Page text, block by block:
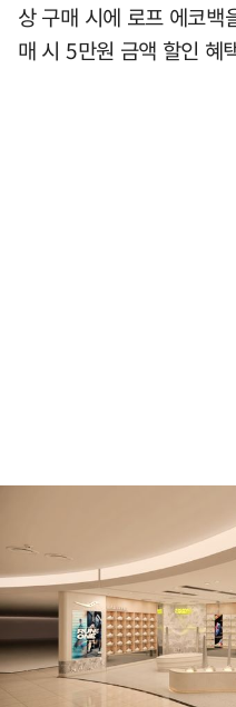
상 구매 시에 로프 에코
매 시 5만원 금액 할인 혜